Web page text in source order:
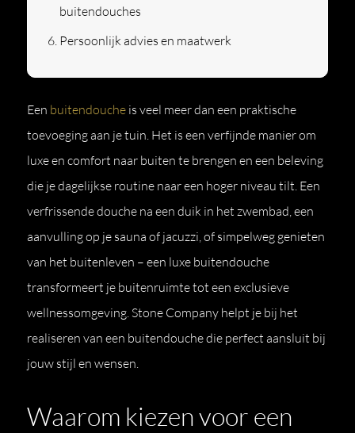
buitendouches
Persoonlijk advies en maatwerk
Een buitendouche is veel meer dan een praktische
toevoeging aan je tuin. Het is een verfijnde manier om
luxe en comfort naar buiten te brengen en een beleving
die je dagelijkse routine naar een hoger niveau tilt. Een
verfrissende douche na een duik in het zwembad, een
aanvulling op je sauna of jacuzzi, of simpelweg genieten
van het buitenleven – een luxe buitendouche
transformeert je buitenruimte tot een exclusieve
wellnessomgeving. Stone Company helpt je bij het
realiseren van een buitendouche die perfect aansluit bij
jouw stijl en wensen.
Waarom kiezen voor een